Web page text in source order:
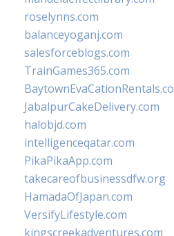
roselynns.com
balanceyoganj.com
salesforceblogs.com
TrainGames365.com
JabalpurCakeDelivery.com
halobjd.com
intelligenceqatar.com
PikaPikaApp.com
takecareofbusinessdfw.org
HamadaOfJapan.com
VersifyLifestyle.com
kingscreekadventures.com